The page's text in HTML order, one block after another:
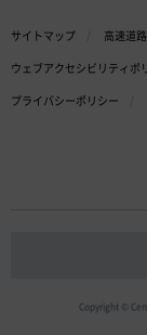
サイトマップ 高速道
ウェブアクセシビリティポ
プライバシーポリシー
Copyright ©